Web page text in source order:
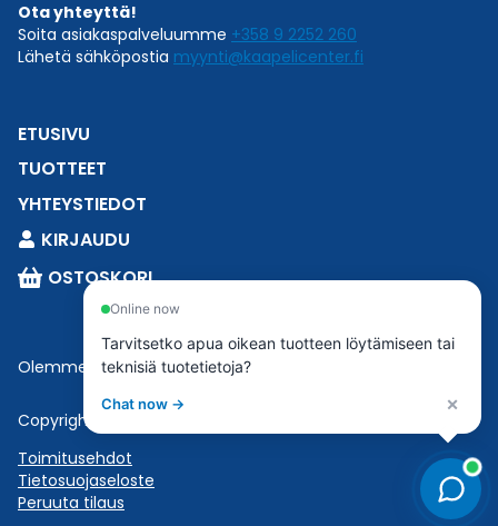
Ota yhteyttä!
Soita asiakaspalveluumme +358 9 2252 260
Lähetä sähköpostia myynti@kaapelicenter.fi
ETUSIVU
TUOTTEET
YHTEYSTIEDOT
KIRJAUDU
OSTOSKORI
Olemme osaEsbeconia.
Copyright © 2023 Esbecon | All Rights Reserved
Toimitusehdot
Tietosuojaseloste
Peruuta tilaus
Online now
Tarvitsetko apua oikean tuotteen löytämiseen tai
teknisiä tuotetietoja?
Chat now → ×